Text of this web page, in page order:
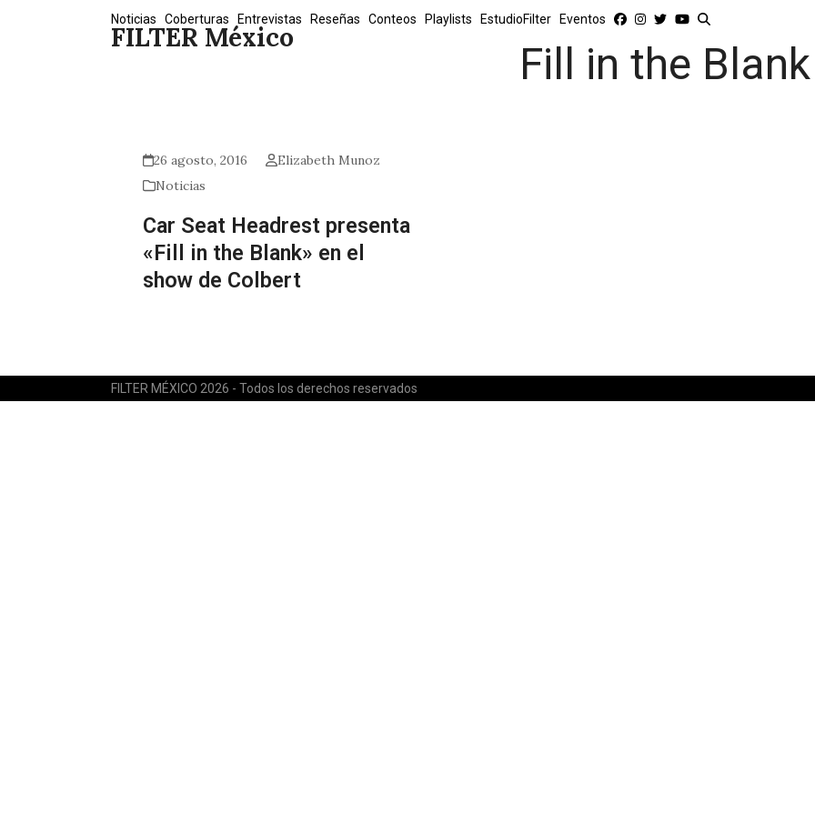
FILTER México
Noticias Coberturas Entrevistas Reseñas Conteos Playlists EstudioFilter Eventos
Fill in the
26 agosto, 2016
Elizabeth Munoz
Noticias
Car Seat Headrest presenta
«Fill in the Blank» en el
show de Colbert
FILTER MÉXICO 2026 - Todos los derechos reservados